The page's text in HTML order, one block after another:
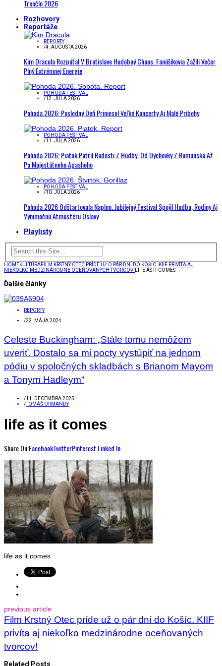
Trenčín 2026
Rozhovory
Reportáže
REPORTY
/4. AUGUSTA 2026
Kim Dracula Rozpútal V Bratislave Hudobný Chaos. Fanúšikovia Zažili Večer
Plný Extrémnej Energie
POHODA FESTIVAL
/12. JÚLA 2026
Pohoda 2026: Posledný Deň Priniesol Veľké Koncerty Aj Malé Príbehy
POHODA FESTIVAL
/11. JÚLA 2026
Pohoda 2026: Piatok Patril Radosti Z Hudby. Od Dychovky Z Rumunska Až
Po Majestátneho Apasheho
POHODA FESTIVAL
/10. JÚLA 2026
Pohoda 2026 Odštartovala Naplno. Jubilejný Festival Spojil Hudbu, Rodiny Aj
Výnimočnú Atmosféru Oslavy
Playlisty
HOMEKULTÚRAFILM KRSTNÝ OTEC PRÍDE UŽ O PÁR DNÍ DO KOŠÍC. KIIF PRIVÍTA AJ
NIEKOĽKO MEDZINÁRODNE OCEŇOVANÝCH TVORCOV! LIFE AS IT COMES
Ďalšie články
REPORTY
/22. MÁJA 2024
Celeste Buckingham: „Stále tomu nemôžem
uveriť. Dostalo sa mi pocty vystúpiť na jednom
pódiu v spoločných skladbách s Brianom Mayom
a Tonym Hadleym“
/11. DECEMBRA 2025
/TOMÁŠ ORMANDY
life as it comes
Share On:FacebookTwitterPinterest Linked In
life as it comes
previous article
Film Krstný Otec príde už o pár dní do Košíc. KIIF
privíta aj niekoľko medzinárodne oceňovaných
tvorcov!
Related Posts